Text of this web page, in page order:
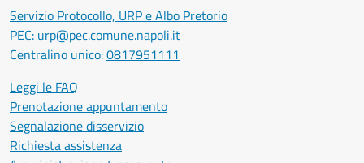
Servizio Protocollo, URP e Albo Pretorio
PEC: urp@pec.comune.napoli.it
Centralino unico:0817951111
Leggi le FAQ
Prenotazione appuntamento
Segnalazione disservizio
Richiesta assistenza